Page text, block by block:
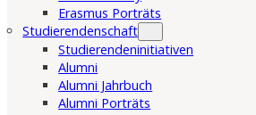
Erasmus Porträts
Studierendenschaft
Studierendeninitiativen
Alumni
Alumni Jahrbuch
Alumni Porträts